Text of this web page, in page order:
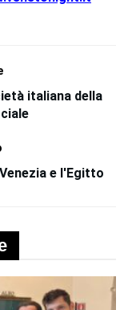
italiana della
e l'Egitto